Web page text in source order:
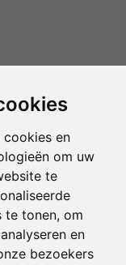
cookies en
om uw
te
te tonen, om
en
bezoekers
voorwaarden van CBW